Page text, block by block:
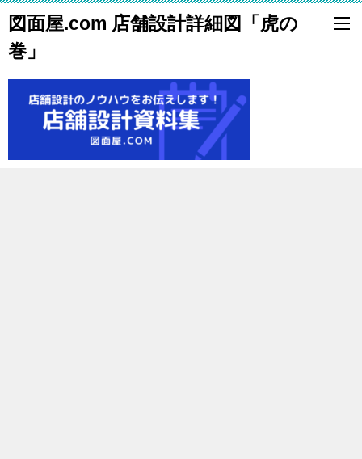
図面屋.com 店舗設計詳細図「虎の
巻」